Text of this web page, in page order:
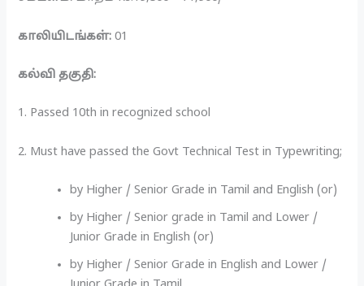
காலியிடங்கள்: 01
கல்வி தகுதி:
1. Passed 10th in recognized school
2. Must have passed the Govt Technical Test in Typewriting;
by Higher / Senior Grade in Tamil and English (or)
by Higher / Senior grade in Tamil and Lower /
Junior Grade in English (or)
by Higher / Senior Grade in English and Lower /